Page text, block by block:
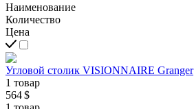
Наименование
Количество
Цена
Угловой столик VISIONNAIRE Granger
1 товар
564 $